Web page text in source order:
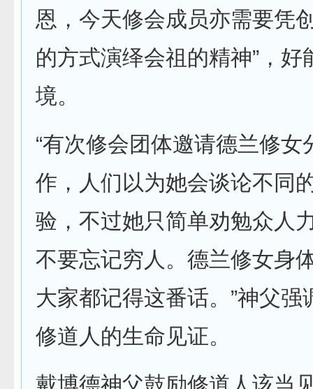
恩，今天修会成员亦需要凭
的方式演绎会祖的精神”，好
境。
“有次修会团体邀请德兰修女
作，人们以为她会谈论不同
验，不过她只简单劝勉众人
不要忘记穷人。德兰修女身
大家都记得这番话。”神父强
修道人的生命见证。
戴博德神父鼓励修道人该当